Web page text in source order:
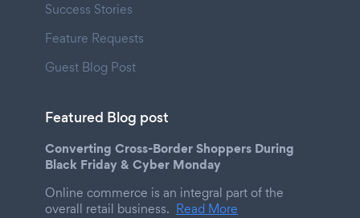
Success Stories
Feature Requests
Guest Blog Post
Featured Blog post
Converting Cross-Border Shoppers During
Black Friday & Cyber Monday
Online commerce is an integral part of the
overall retail business. Read More